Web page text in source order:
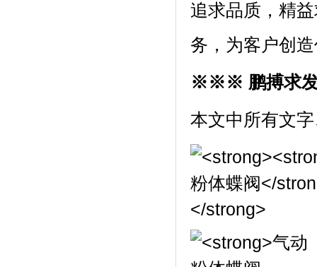
追求品质，精
务，为客户创
※※※ 鹏搏求
本文中所有文